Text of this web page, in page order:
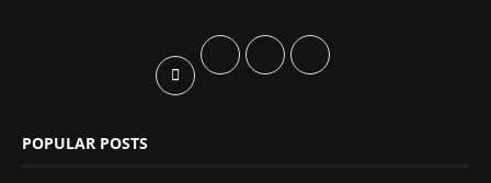
POPULAR POSTS